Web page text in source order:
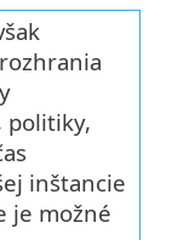
politiky,
inštancie
je možné